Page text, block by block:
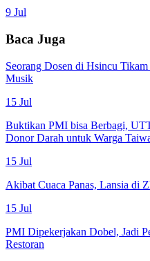
9 Jul
Baca Juga
Seorang Dosen di Hsincu
Musik
15 Jul
Buktikan PMI bisa Berbagi,
Donor Darah untuk Warga
15 Jul
Akibat Cuaca Panas, Lansia di
15 Jul
PMI Dipekerjakan Dobel, Jadi
Restoran